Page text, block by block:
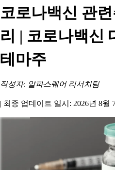
코로나백신 관
리 | 코로나백신
테마주
작성자: 알파스퀘어 리서치팀
| 최종 업데이트 일시: 2026년 8월